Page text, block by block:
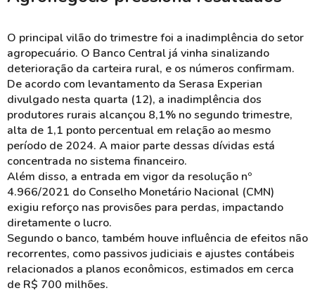
O principal vilão do trimestre foi a inadimplência do setor
agropecuário. O Banco Central já vinha sinalizando
deterioração da carteira rural, e os números confirmam.
De acordo com levantamento da Serasa Experian
divulgado nesta quarta (12), a inadimplência dos
produtores rurais alcançou 8,1% no segundo trimestre,
alta de 1,1 ponto percentual em relação ao mesmo
período de 2024. A maior parte dessas dívidas está
concentrada no sistema financeiro.
Além disso, a entrada em vigor da resolução nº
4.966/2021 do Conselho Monetário Nacional (CMN)
exigiu reforço nas provisões para perdas, impactando
diretamente o lucro.
Segundo o banco, também houve influência de efeitos não
recorrentes, como passivos judiciais e ajustes contábeis
relacionados a planos econômicos, estimados em cerca
de R$ 700 milhões.